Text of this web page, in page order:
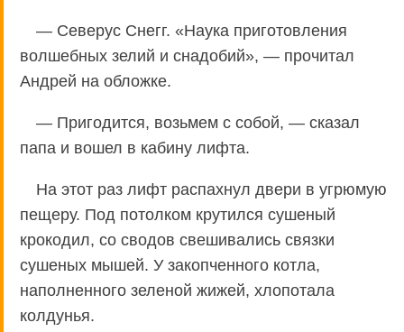
— Северус Снегг. «Наука приготовления
волшебных зелий и снадобий», — прочитал
Андрей на обложке.
— Пригодится, возьмем с собой, — сказал
папа и вошел в кабину лифта.
На этот раз лифт распахнул двери в угрюмую
пещеру. Под потолком крутился сушеный
крокодил, со сводов свешивались связки
сушеных мышей. У закопченного котла,
наполненного зеленой жижей, хлопотала
колдунья.